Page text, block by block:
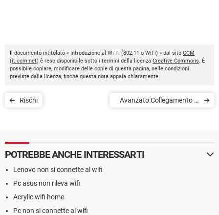
Il documento intitolato « Introduzione al Wi-Fi (802.11 o WiFi) » dal sito CCM
(it.ccm.net) è reso disponibile sotto i termini della licenza Creative Commons. È
possibile copiare, modificare delle copie di questa pagina, nelle condizioni
previste dalla licenza, finché questa nota appaia chiaramente.
Rischi
Avanzato:Collegamento di
POTREBBE ANCHE INTERESSARTI
Lenovo non si connette al wifi
Pc asus non rileva wifi
Acrylic wifi home
Pc non si connette al wifi